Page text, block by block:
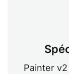
Painter